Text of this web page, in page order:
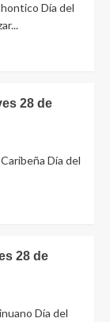
Día del
28 de
Día del
28 de
Día del